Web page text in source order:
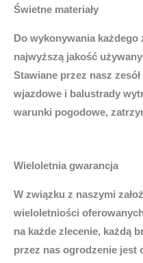
Świetne materiały
Do wykonywania
najwyższą jakość
Stawiane przez nasz
wjazdowe i balustrady
warunki pogodowe,
Wieloletnia gwarancja
W związku z naszymi
wieloletniości
na każde zlecenie, każdą
przez nas ogrodzenie jest